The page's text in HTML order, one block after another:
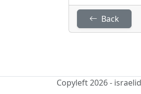
Back
Copyleft 2026 -